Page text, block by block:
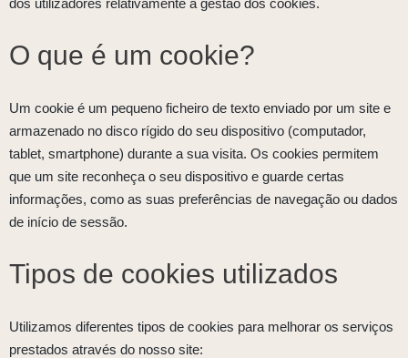
dos utilizadores relativamente à gestão dos cookies.
O que é um cookie?
Um cookie é um pequeno ficheiro de texto enviado por um site e
armazenado no disco rígido do seu dispositivo (computador,
tablet, smartphone) durante a sua visita. Os cookies permitem
que um site reconheça o seu dispositivo e guarde certas
informações, como as suas preferências de navegação ou dados
de início de sessão.
Tipos de cookies utilizados
Utilizamos diferentes tipos de cookies para melhorar os serviços
prestados através do nosso site: